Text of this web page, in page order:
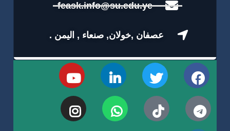
feask.info@su.edu.ye
عصفان ,خولان, صنعاء , اليمن .